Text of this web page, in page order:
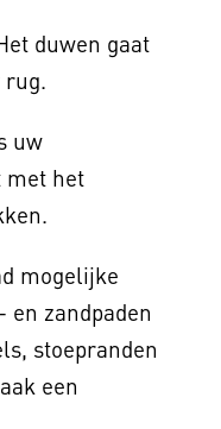
duwen gaat
rug.
uw
met het
mogelijke
en zandpaden
stoepranden
een